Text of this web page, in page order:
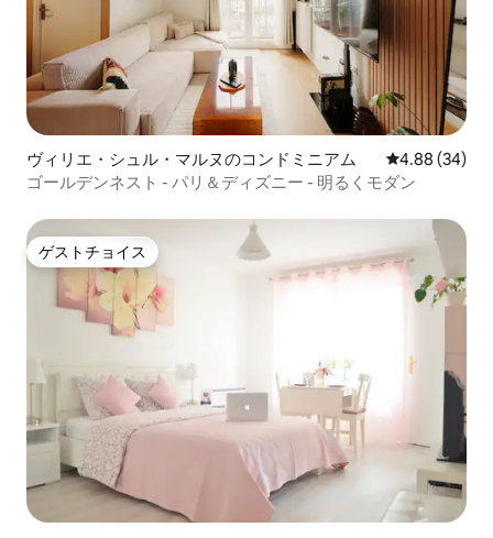
ヴィリエ・シュル・マルヌのコンドミニアム レビュー34
4.88 (34)
ゴールデンネスト - パリ＆ディズニー - 明るくモダン
ゲストチョイス
ゲストチョイス